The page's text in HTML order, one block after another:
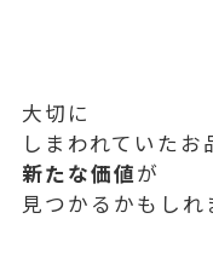
大切に
しまわれていたお
新たな価値が
見つかるかもしれ